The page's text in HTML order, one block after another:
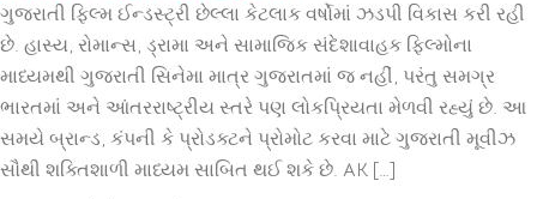
ગુજરાતી ફિલ્મ ઈન્ડસ્ટ્રી છેલ્લા કેટલાક વર્ષોમાં ઝડપી વિકાસ કરી રહી
છે. હાસ્ય, રોમાન્સ, ડ્રામા અને સામાજિક સંદેશાવાહક ફિલ્મોના
માધ્યમથી ગુજરાતી સિનેમા માત્ર ગુજરાતમાં જ નહીં, પરંતુ સમગ્ર
ભારતમાં અને આંતરરાષ્ટ્રીય સ્તરે પણ લોકપ્રિયતા મેળવી રહ્યું છે. આ
સમયે બ્રાન્ડ, કંપની કે પ્રોડક્ટને પ્રોમોટ કરવા માટે ગુજરાતી મૂવીઝ
સૌથી શક્તિશાળી માધ્યમ સાબિત થઈ શકે છે. AK […]